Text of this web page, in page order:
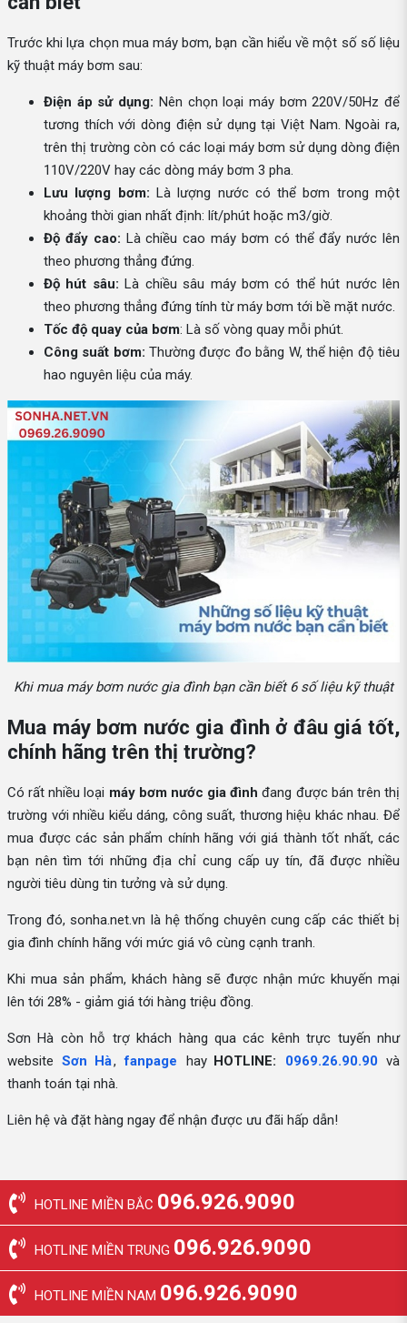
Trước khi lựa chọn mua máy bơm, bạn cần hiểu về một số số liệu
kỹ thuật máy bơm sau:
Điện áp sử dụng: Nên chọn loại máy bơm 220V/50Hz để
tương thích với dòng điện sử dụng tại Việt Nam. Ngoài ra,
trên thị trường còn có các loại máy bơm sử dụng dòng điện
110V/220V hay các dòng máy bơm 3 pha.
Lưu lượng bơm: Là lượng nước có thể bơm trong một
khoảng thời gian nhất định: lít/phút hoặc m3/giờ.
Độ đẩy cao: Là chiều cao máy bơm có thể đẩy nước lên
theo phương thẳng đứng.
Độ hút sâu: Là chiều sâu máy bơm có thể hút nước lên
theo phương thẳng đứng tính từ máy bơm tới bề mặt nước.
Tốc độ quay của bơm: Là số vòng quay mỗi phút.
Công suất bơm: Thường được đo bằng W, thể hiện độ tiêu
hao nguyên liệu của máy.
Khi mua máy bơm nước gia đình bạn cần biết 6 số liệu kỹ thuật
Mua máy bơm nước gia đình ở đâu giá tốt,
chính hãng trên thị trường?
Có rất nhiều loại máy bơm nước gia đình đang được bán trên thị
trường với nhiều kiểu dáng, công suất, thương hiệu khác nhau. Để
mua được các sản phẩm chính hãng với giá thành tốt nhất, các
bạn nên tìm tới những địa chỉ cung cấp uy tín, đã được nhiều
người tiêu dùng tin tưởng và sử dụng.
Trong đó, sonha.net.vn là hệ thống chuyên cung cấp các thiết bị
gia đình chính hãng với mức giá vô cùng cạnh tranh.
Khi mua sản phẩm, khách hàng sẽ được nhận mức khuyến mại
lên tới 28% - giảm giá tới hàng triệu đồng.
Sơn Hà còn hỗ trợ khách hàng qua các kênh trực tuyến như
website Sơn Hà, fanpage hay HOTLINE: 0969.26.90.90 và
thanh toán tại nhà.
Liên hệ và đặt hàng ngay để nhận được ưu đãi hấp dẫn!
HOTLINE MIỀN BẮC 096.926.9090
HOTLINE MIỀN TRUNG 096.926.9090
HOTLINE MIỀN NAM 096.926.9090